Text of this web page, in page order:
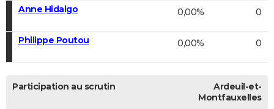
Anne Hidalgo 0,00% 0
Philippe Poutou 0,00% 0
Participation au scrutin
Ardeuil-et-
Montfauxelles